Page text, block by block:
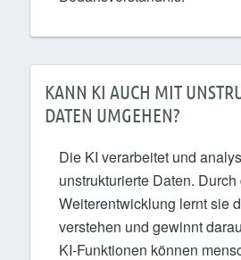
KANN KI AUCH MIT
DATEN UMGEHEN?
Die KI verarbeitet und
unstrukturierte Daten.
Weiterentwicklung lernt sie
verstehen und gewinnt
KI-Funktionen können